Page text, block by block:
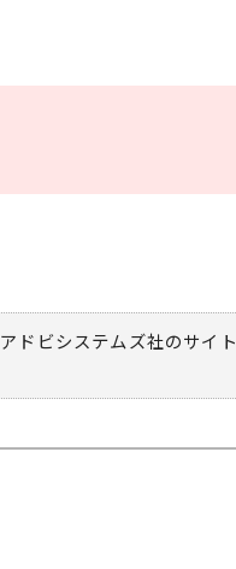
アドビシステムズ社のサイ